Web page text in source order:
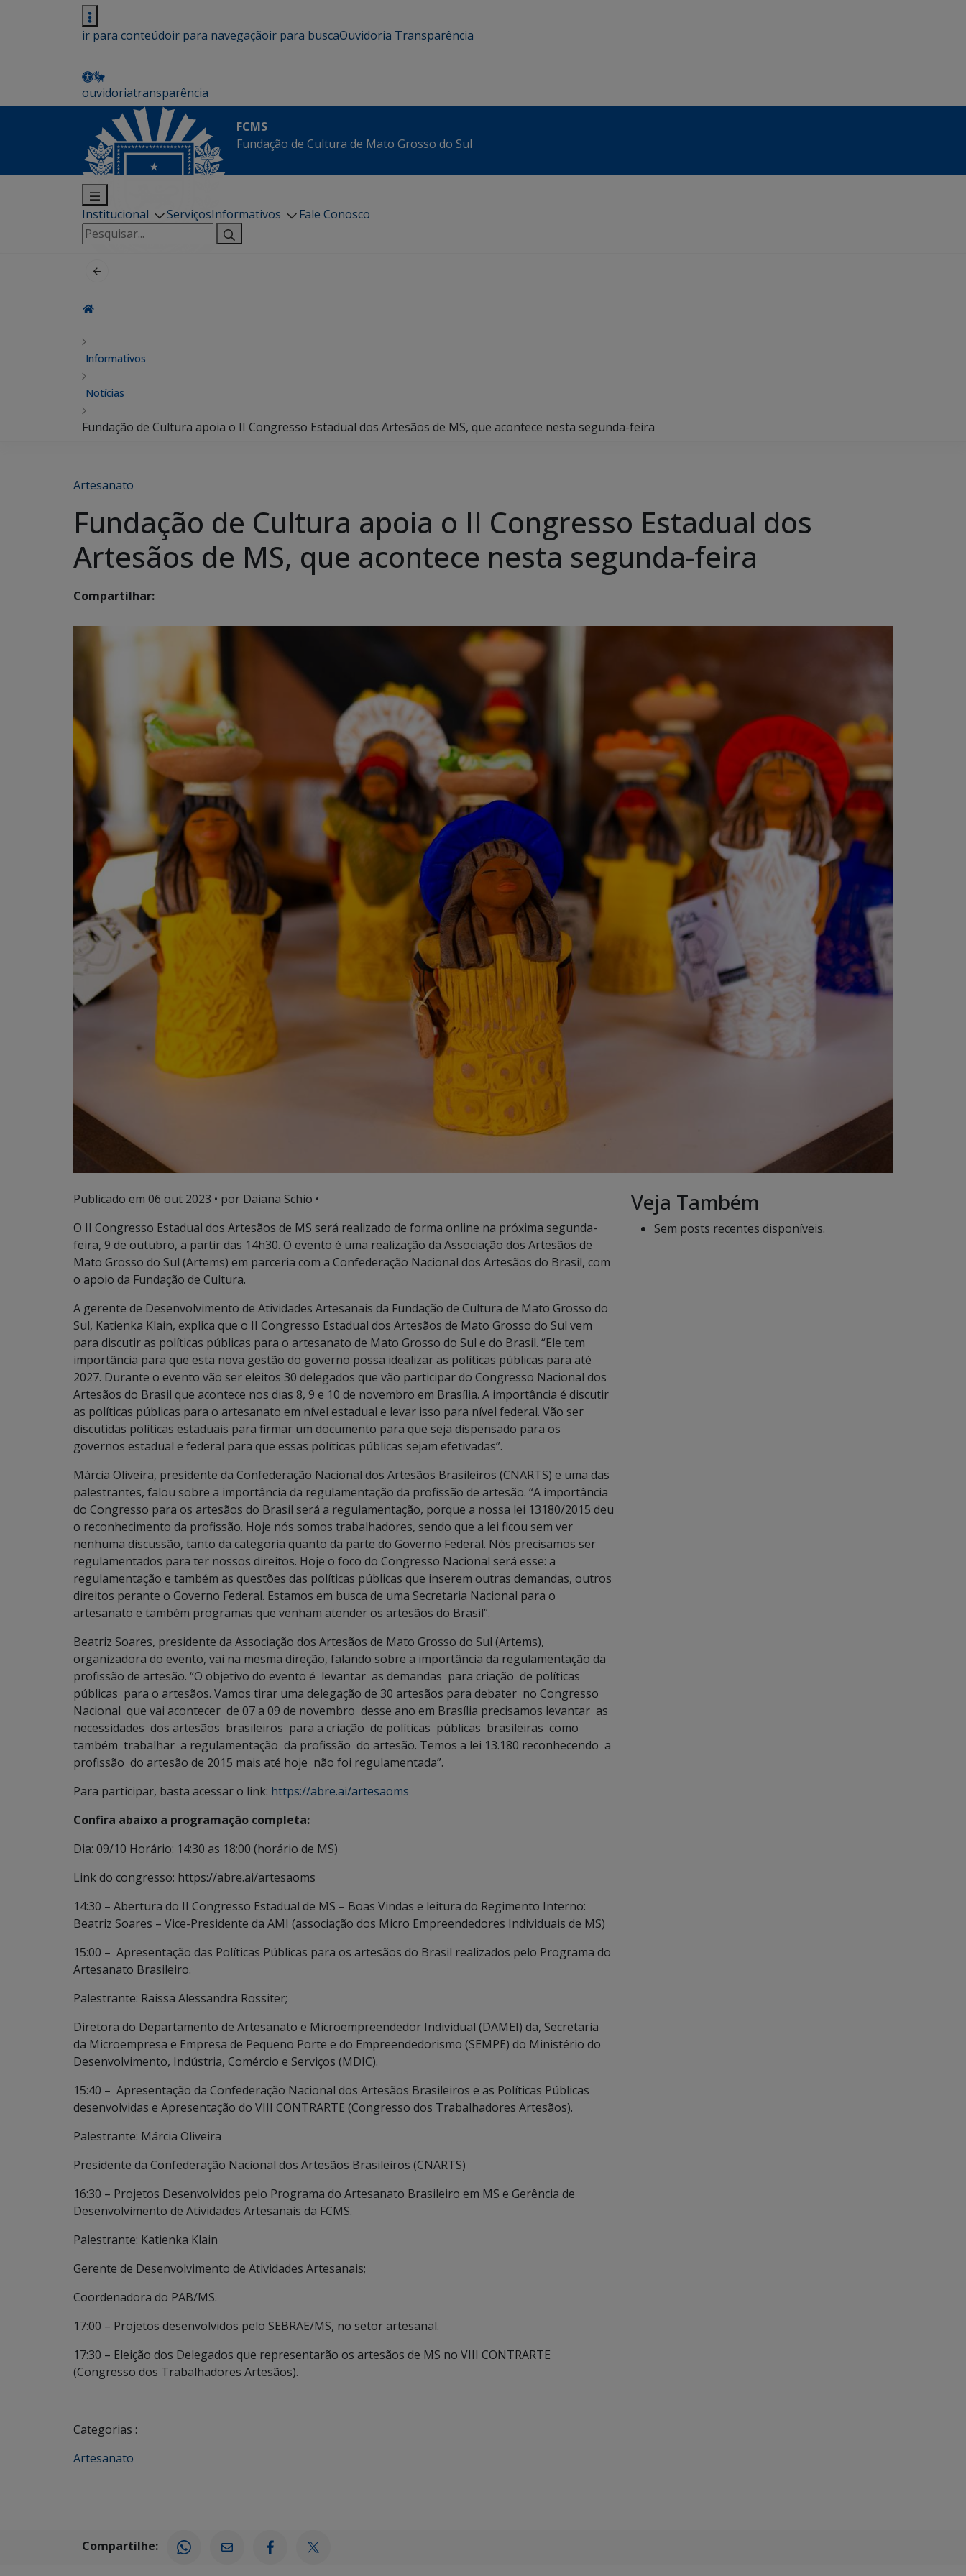
ir para conteúdoir para navegaçãoir para buscaOuvidoria Transparência
ouvidoriatransparência
FCMS
Fundação de Cultura de Mato Grosso do Sul
Institucional ServiçosInformativos
Fale Conosco
Pesquisar
por:
Informativos
Notícias
Fundação de Cultura apoia o II Congresso Estadual dos Artesãos de MS, que acontece nesta segunda-feira
Artesanato
Fundação de Cultura apoia o II Congresso Estadual dos
Artesãos de MS, que acontece nesta segunda-feira
Compartilhar:
Publicado em 06 out 2023 • por Daiana Schio •
O II Congresso Estadual dos Artesãos de MS será realizado de forma online na próxima segunda-
feira, 9 de outubro, a partir das 14h30. O evento é uma realização da Associação dos Artesãos de
Mato Grosso do Sul (Artems) em parceria com a Confederação Nacional dos Artesãos do Brasil, com
o apoio da Fundação de Cultura.
A gerente de Desenvolvimento de Atividades Artesanais da Fundação de Cultura de Mato Grosso do
Sul, Katienka Klain, explica que o II Congresso Estadual dos Artesãos de Mato Grosso do Sul vem
para discutir as políticas públicas para o artesanato de Mato Grosso do Sul e do Brasil. “Ele tem
importância para que esta nova gestão do governo possa idealizar as políticas públicas para até
2027. Durante o evento vão ser eleitos 30 delegados que vão participar do Congresso Nacional dos
Artesãos do Brasil que acontece nos dias 8, 9 e 10 de novembro em Brasília. A importância é discutir
as políticas públicas para o artesanato em nível estadual e levar isso para nível federal. Vão ser
discutidas políticas estaduais para firmar um documento para que seja dispensado para os
governos estadual e federal para que essas políticas públicas sejam efetivadas”.
Márcia Oliveira, presidente da Confederação Nacional dos Artesãos Brasileiros (CNARTS) e uma das
palestrantes, falou sobre a importância da regulamentação da profissão de artesão. “A importância
do Congresso para os artesãos do Brasil será a regulamentação, porque a nossa lei 13180/2015 deu
o reconhecimento da profissão. Hoje nós somos trabalhadores, sendo que a lei ficou sem ver
nenhuma discussão, tanto da categoria quanto da parte do Governo Federal. Nós precisamos ser
regulamentados para ter nossos direitos. Hoje o foco do Congresso Nacional será esse: a
regulamentação e também as questões das políticas públicas que inserem outras demandas, outros
direitos perante o Governo Federal. Estamos em busca de uma Secretaria Nacional para o
artesanato e também programas que venham atender os artesãos do Brasil”.
Beatriz Soares, presidente da Associação dos Artesãos de Mato Grosso do Sul (Artems),
organizadora do evento, vai na mesma direção, falando sobre a importância da regulamentação da
profissão de artesão. “O objetivo do evento é levantar as demandas para criação de políticas
públicas para o artesãos. Vamos tirar uma delegação de 30 artesãos para debater no Congresso
Nacional que vai acontecer de 07 a 09 de novembro desse ano em Brasília precisamos levantar as
necessidades dos artesãos brasileiros para a criação de políticas públicas brasileiras como
também trabalhar a regulamentação da profissão do artesão. Temos a lei 13.180 reconhecendo a
profissão do artesão de 2015 mais até hoje não foi regulamentada”.
Para participar, basta acessar o link: https://abre.ai/artesaoms
Confira abaixo a programação completa:
Dia: 09/10 Horário: 14:30 as 18:00 (horário de MS)
Link do congresso: https://abre.ai/artesaoms
14:30 – Abertura do II Congresso Estadual de MS – Boas Vindas e leitura do Regimento Interno:
Beatriz Soares – Vice-Presidente da AMI (associação dos Micro Empreendedores Individuais de MS)
15:00 – Apresentação das Políticas Públicas para os artesãos do Brasil realizados pelo Programa do
Artesanato Brasileiro.
Palestrante: Raissa Alessandra Rossiter;
Diretora do Departamento de Artesanato e Microempreendedor Individual (DAMEI) da, Secretaria
da Microempresa e Empresa de Pequeno Porte e do Empreendedorismo (SEMPE) do Ministério do
Desenvolvimento, Indústria, Comércio e Serviços (MDIC).
15:40 – Apresentação da Confederação Nacional dos Artesãos Brasileiros e as Políticas Públicas
desenvolvidas e Apresentação do VIII CONTRARTE (Congresso dos Trabalhadores Artesãos).
Palestrante: Márcia Oliveira
Presidente da Confederação Nacional dos Artesãos Brasileiros (CNARTS)
16:30 – Projetos Desenvolvidos pelo Programa do Artesanato Brasileiro em MS e Gerência de
Desenvolvimento de Atividades Artesanais da FCMS.
Palestrante: Katienka Klain
Gerente de Desenvolvimento de Atividades Artesanais;
Coordenadora do PAB/MS.
17:00 – Projetos desenvolvidos pelo SEBRAE/MS, no setor artesanal.
17:30 – Eleição dos Delegados que representarão os artesãos de MS no VIII CONTRARTE
(Congresso dos Trabalhadores Artesãos).
Categorias :
Artesanato
Veja Também
Sem posts recentes disponíveis.
Compartilhe: